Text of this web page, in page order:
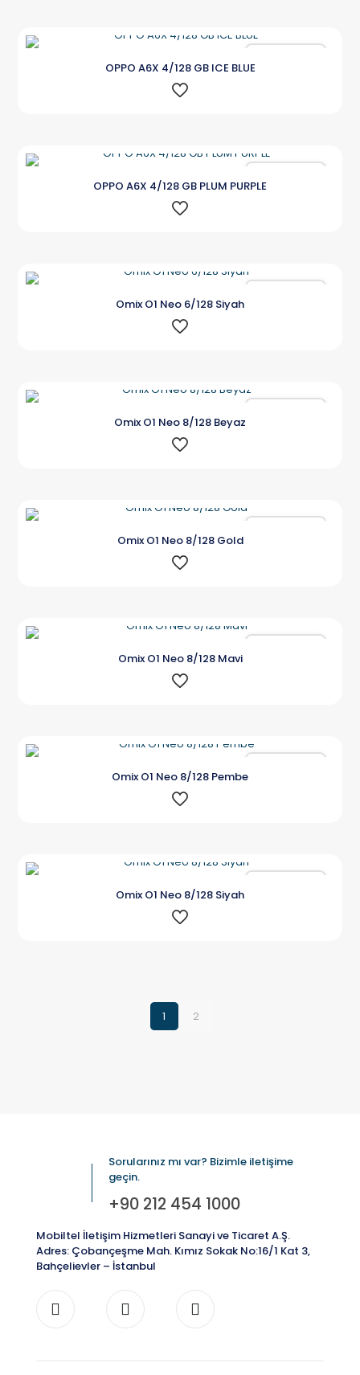
OPPO A6X 4/128 GB ICE BLUE
OPPO A6X 4/128 GB PLUM PURPLE
Omix O1 Neo 6/128 Siyah
Omix O1 Neo 8/128 Beyaz
Omix O1 Neo 8/128 Gold
Omix O1 Neo 8/128 Mavi
Omix O1 Neo 8/128 Pembe
Omix O1 Neo 8/128 Siyah
1 2
Sorularınız mı var? Bizimle iletişime
geçin.
+90 212 454 1000
Mobiltel İletişim Hizmetleri Sanayi ve Ticaret A.Ş.
Adres: Çobançeşme Mah. Kımız Sokak No:16/1 Kat 3,
Bahçelievler – İstanbul